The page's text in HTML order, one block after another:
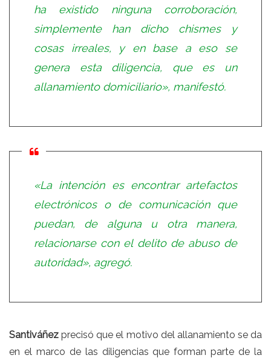
ha existido ninguna corroboración,
simplemente han dicho chismes y
cosas irreales, y en base a eso se
genera esta diligencia, que es un
allanamiento domiciliario», manifestó.
«La intención es encontrar artefactos
electrónicos o de comunicación que
puedan, de alguna u otra manera,
relacionarse con el delito de abuso de
autoridad», agregó.
Santiváñezprecisó que el motivo del allanamiento se da
en el marco de las diligencias que forman parte de la